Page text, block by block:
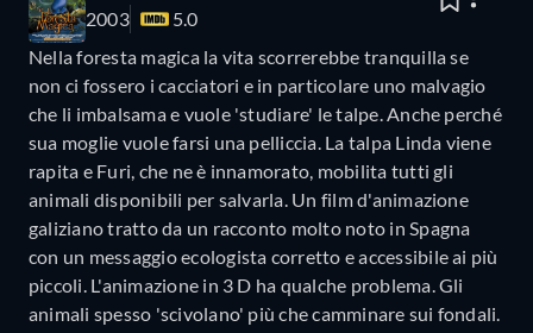
2003
5.0
Nella foresta magica la vita scorrerebbe tranquilla se
non ci fossero i cacciatori e in particolare uno malvagio
che li imbalsama e vuole 'studiare' le talpe. Anche perché
sua moglie vuole farsi una pelliccia. La talpa Linda viene
rapita e Furi, che ne è innamorato, mobilita tutti gli
animali disponibili per salvarla. Un film d'animazione
galiziano tratto da un racconto molto noto in Spagna
con un messaggio ecologista corretto e accessibile ai più
piccoli. L'animazione in 3 D ha qualche problema. Gli
animali spesso 'scivolano' più che camminare sui fondali.